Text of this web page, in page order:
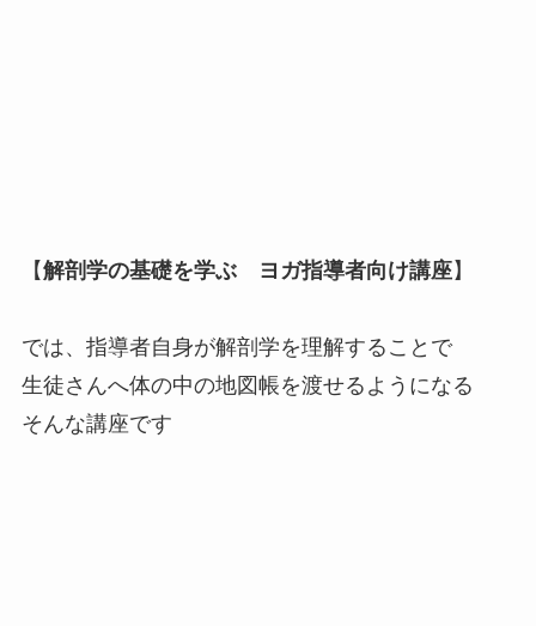
【解剖学の基礎を学ぶ ヨガ指導者向け講座】
では、指導者自身が解剖学を理解することで
生徒さんへ体の中の地図帳を渡せるようになる
そんな講座です